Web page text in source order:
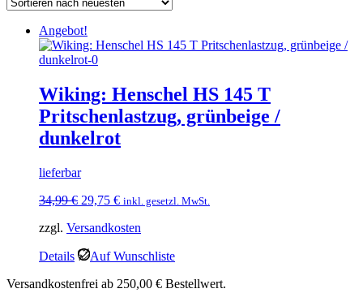
Angebot!
Wiking: Henschel HS 145 T
Pritschenlastzug, grünbeige /
dunkelrot
lieferbar
34,99€ Ursprünglicher
war:
29,75 €Aktueller
ist:
inkl. gesetzl. MwSt.
zzgl. Versandkosten
Details
Auf Wunschliste
Versandkostenfrei ab 250,00 € Bestellwert.